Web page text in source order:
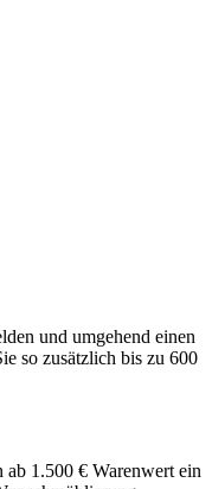
und umgehend einen
so zusätzlich bis zu 600
ab 1.500 € Warenwert ein